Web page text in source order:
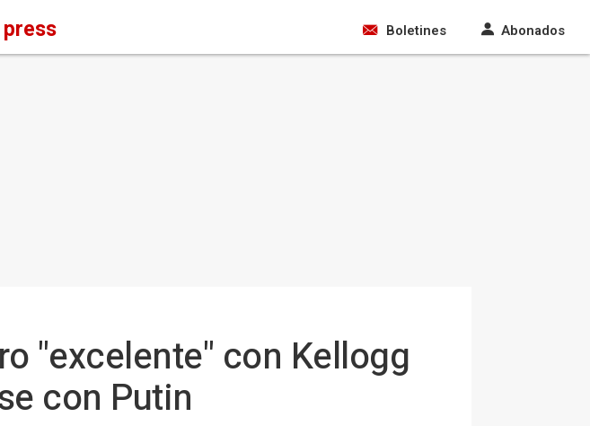
press Boletines Abonados
"excelente" con Kellogg
con Putin